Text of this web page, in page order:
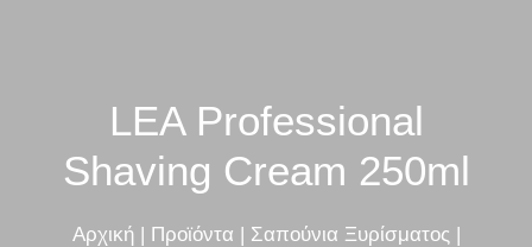
LEA Professional
Shaving Cream 250ml
Αρχική| Προϊόντα | Σαπούνια Ξυρίσματος |